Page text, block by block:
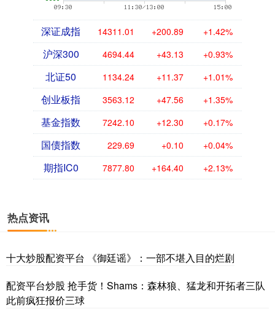
深证成指 14311.01 +200.89 +1.42%
沪深300 4694.44 +43.13 +0.93%
北证50 1134.24 +11.37 +1.01%
创业板指 3563.12 +47.56 +1.35%
基金指数 7242.10 +12.30 +0.17%
国债指数 229.69 +0.10 +0.04%
期指IC0 7877.80 +164.40 +2.13%
热点资讯
十大炒股配资平台 《御廷谣》：一部不堪入目的烂剧
配资平台炒股 抢手货！Shams：森林狼、猛龙和开拓者三队
此前疯狂报价三球